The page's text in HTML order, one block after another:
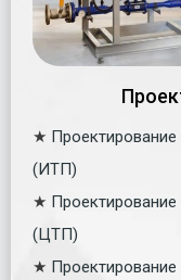
★ Проектирование
(ИТП)
★ Проектирование
(ЦТП)
★ Проектирование